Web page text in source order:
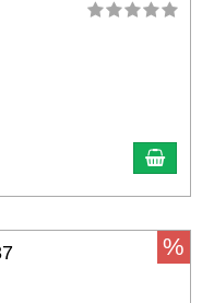
%